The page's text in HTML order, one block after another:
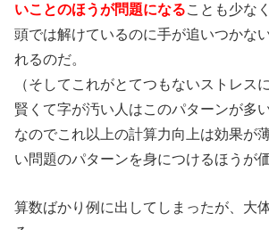
いことのほうが問題になることも少な
頭では解けているのに手が追いつかな
れるのだ。
（そしてこれがとてつもないストレス
賢くて字が汚い人はこのパターンが多
なのでこれ以上の計算力向上は効果が
い問題のパターンを身につけるほうが
算数ばかり例に出してしまったが、大